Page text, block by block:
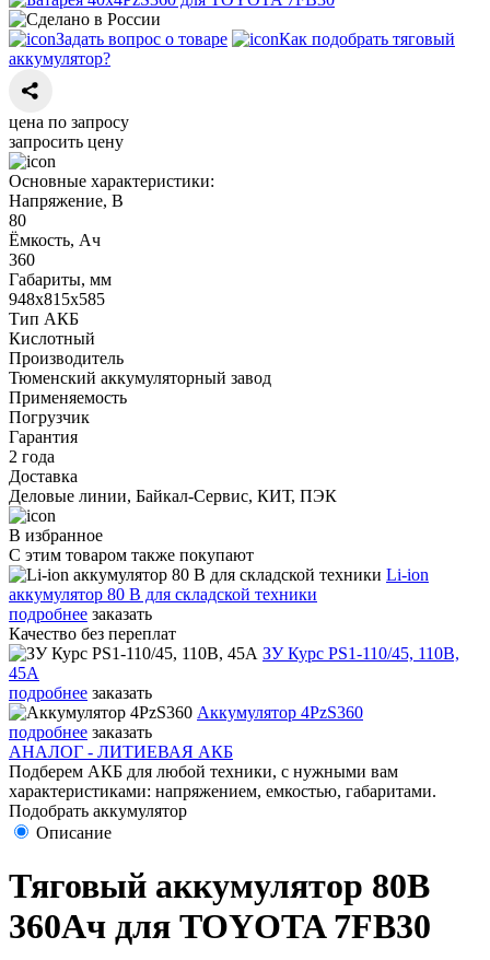
Задать вопрос о товаре
Как подобрать тяговый
аккумулятор?
цена по запросу
запросить цену
Основные характеристики:
Напряжение, В
80
Ёмкость, Ач
360
Габариты, мм
948х815х585
Тип АКБ
Кислотный
Производитель
Тюменский аккумуляторный завод
Применяемость
Погрузчик
Гарантия
2 года
Доставка
Деловые линии, Байкал-Сервис, КИТ, ПЭК
В избранное
С этим товаром также покупают
Li-ion
аккумулятор 80 В для складской техники
подробнее заказать
Качество без переплат
ЗУ Курс PS1-110/45, 110В,
45А
подробнее заказать
Аккумулятор 4PzS360
подробнее заказать
АНАЛОГ - ЛИТИЕВАЯ АКБ
Подберем АКБ для любой техники, с нужными вам
характеристиками: напряжением, емкостью, габаритами.
Подобрать аккумулятор
Описание
Тяговый аккумулятор 80В
360Ач для TOYOTA 7FB30